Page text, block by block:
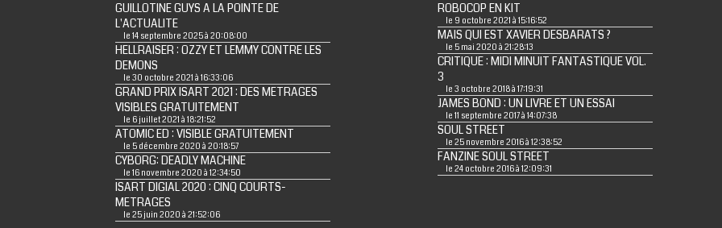
GUILLOTINE GUYS A LA POINTE DE
L'ACTUALITE
le 14 septembre 2025 à 20:08:00
HELLRAISER : OZZY ET LEMMY CONTRE LES
DEMONS
le 30 octobre 2021 à 16:33:06
GRAND PRIX ISART 2021 : DES METRAGES
VISIBLES GRATUITEMENT
le 6 juillet 2021 à 18:21:52
ATOMIC ED : VISIBLE GRATUITEMENT
le 5 décembre 2020 à 20:18:57
CYBORG: DEADLY MACHINE
le 16 novembre 2020 à 12:34:50
ISART DIGIAL 2020 : CINQ COURTS-
METRAGES
le 25 juin 2020 à 21:52:06
ROBOCOP EN KIT
le 9 octobre 2021 à 15:16:52
MAIS QUI EST XAVIER DESBARATS ?
le 5 mai 2020 à 21:28:13
CRITIQUE : MIDI MINUIT FANTASTIQUE VOL.
3
le 3 octobre 2018 à 17:19:31
JAMES BOND : UN LIVRE ET UN ESSAI
le 11 septembre 2017 à 14:07:38
SOUL STREET
le 25 novembre 2016 à 12:38:52
FANZINE SOUL STREET
le 24 octobre 2016 à 12:09:31